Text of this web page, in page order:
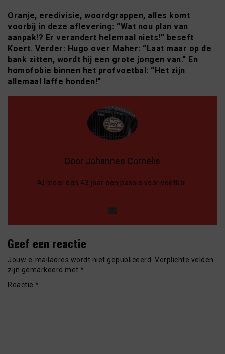
Oranje, eredivisie, woordgrappen, alles komt
voorbij in deze aflevering: “Wat nou plan van
aanpak!? Er verandert helemaal niets!” beseft
Koert. Verder: Hugo over Maher: “Laat maar op de
bank zitten, wordt hij een grote jongen van.” En
homofobie binnen het profvoetbal: “Het zijn
allemaal laffe honden!”
Door Johannes Cornelis
Al meer dan 43 jaar een passie voor voetbal.
Geef een reactie
Jouw e-mailadres wordt niet gepubliceerd. Verplichte velden
zijn gemarkeerd met *
Reactie *